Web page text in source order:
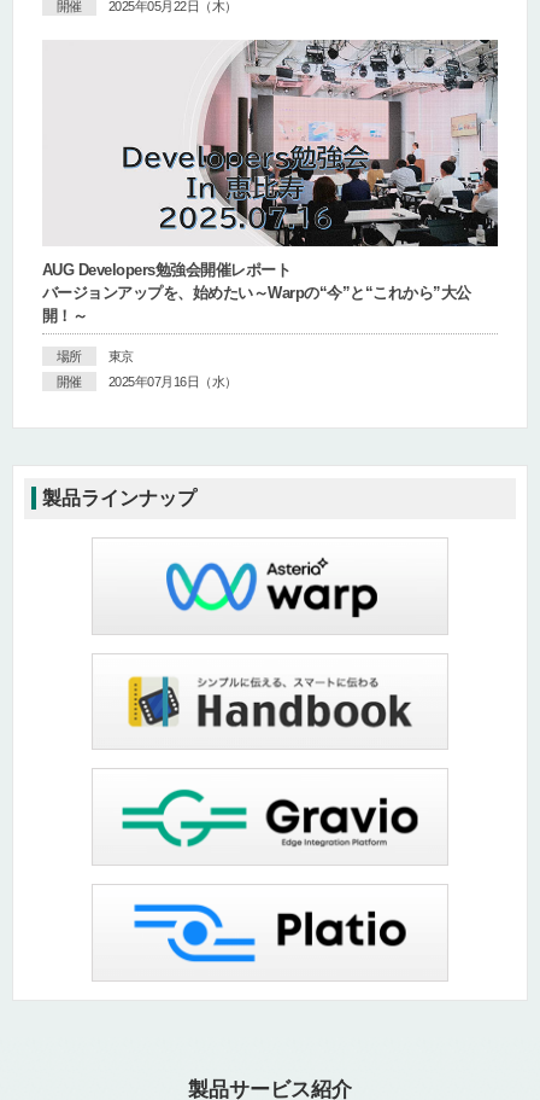
開催 2025年05月22日（木）
AUG Developers勉強会開催レポート
バージョンアップを、始めたい～Warpの“今”と“これから”大公
開！～
場所
東京
開催
2025年07月16日（水）
製品ラインナップ
製品サービス紹介